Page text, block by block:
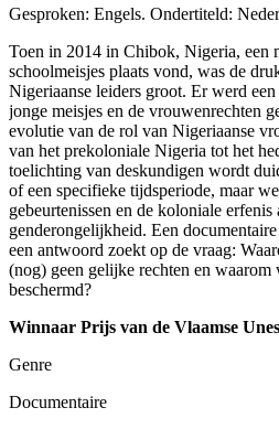
Gesproken: Engels. Ondertiteld:
Toen in 2014 in Chibok, Nigeria, een
schoolmeisjes plaats vond, was de
Nigeriaanse leiders groot. Er werd
jonge meisjes en de vrouwenrechten
evolutie van de rol van Nigeriaanse
van het prekoloniale Nigeria tot het
toelichting van deskundigen wordt
of een specifieke tijdsperiode, maar
gebeurtenissen en de koloniale erfenis
genderongelijkheid. Een
een antwoord zoekt op de vraag:
(nog) geen gelijke rechten en
beschermd?
Winnaar Prijs van de Vlaamse
Genre
Documentaire